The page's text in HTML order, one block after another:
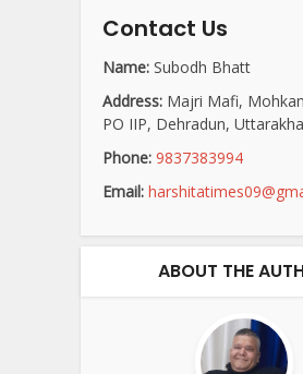
Contact Us
Name: Subodh Bhatt
Address: Majri Mafi,
PO IIP, Dehradun,
Phone: 9837383994
Email:
ABOUT THE